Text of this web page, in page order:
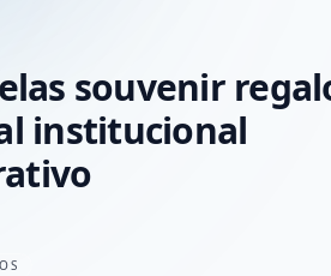
souvenir
institucional